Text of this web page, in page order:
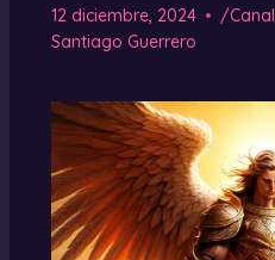
12 diciembre, 2024 /
Santiago Guerrero